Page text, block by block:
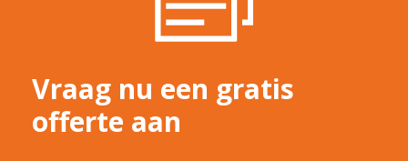
Vraag nu een gratis
offerte aan